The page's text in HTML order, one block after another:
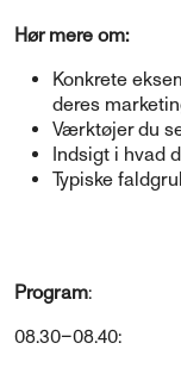
Hør mere om:
Konkrete
deres
Værktøjer du
Indsigt i hvad
Typiske
Program:
08.30–08.40: